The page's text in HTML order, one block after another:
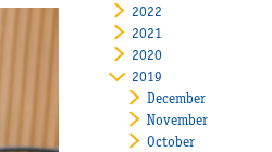
2022
2021
2020
2019
December
November
October